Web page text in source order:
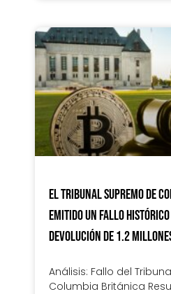
El Tribunal Supremo de
emitido un fallo
devolución de 1.2
Análisis: Fallo del
Columbia Británica